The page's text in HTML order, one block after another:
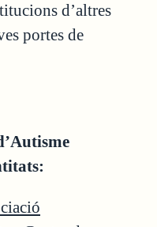
d’altres
portes de